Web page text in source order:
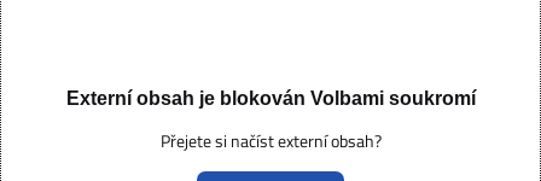
Externí obsah je blokován Volbami soukromí
Přejete si načíst externí obsah?